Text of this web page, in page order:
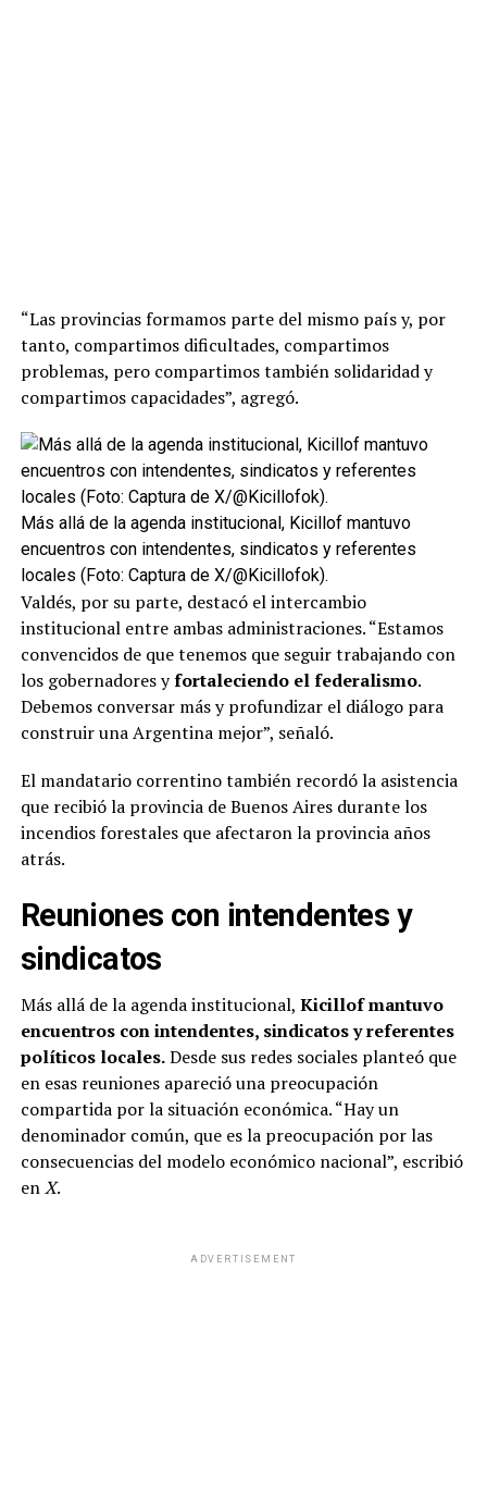
“Las provincias formamos parte del mismo país y, por
tanto, compartimos dificultades, compartimos
problemas, pero compartimos también solidaridad y
compartimos capacidades”, agregó.
Más allá de la agenda institucional, Kicillof mantuvo
encuentros con intendentes, sindicatos y referentes
locales (Foto: Captura de X/@Kicillofok).
Valdés, por su parte, destacó el intercambio
institucional entre ambas administraciones. “Estamos
convencidos de que tenemos que seguir trabajando con
los gobernadores yfortaleciendo el federalismo.
Debemos conversar más y profundizar el diálogo para
construir una Argentina mejor”, señaló.
El mandatario correntino también recordó la asistencia
que recibió la provincia de Buenos Aires durante los
incendios forestales que afectaron la provincia años
atrás.
Reuniones con intendentes y
sindicatos
Más allá de la agenda institucional, Kicillof mantuvo
encuentros con intendentes, sindicatos y referentes
políticos locales.Desde sus redes sociales planteó que
en esas reuniones apareció una preocupación
compartida por la situación económica. “Hay un
denominador común, que es la preocupación por las
consecuencias del modelo económico nacional”, escribió
enX.
ADVERTISEMENT